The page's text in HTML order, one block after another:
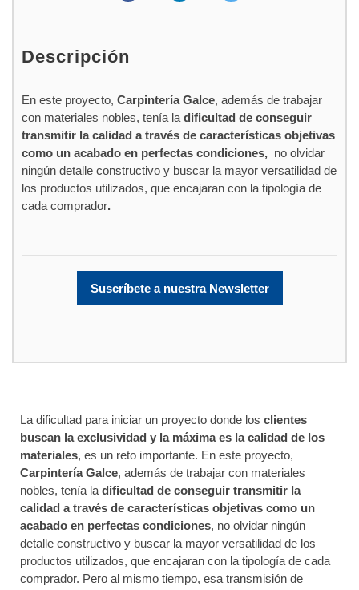
Descripción
En este proyecto, Carpintería Galce, además de trabajar
con materiales nobles, tenía ladificultad de conseguir
transmitir la calidad a través de características objetivas
como un acabado en perfectas condiciones, no olvidar
ningún detalle constructivo y buscar la mayor versatilidad de
los productos utilizados, que encajaran con la tipología de
cada comprador.
Suscríbete a nuestra Newsletter
Email*
Empresa
La dificultad para iniciar un proyecto donde los clientes
buscan la exclusividad y la máxima es la calidad de los
materiales, es un reto importante. En este proyecto,
Carpintería Galce, además de trabajar con materiales
nobles, tenía ladificultad de conseguir transmitir la
calidad a través de características objetivas como un
acabado en perfectas condiciones, no olvidar ningún
detalle constructivo y buscar la mayor versatilidad de los
productos utilizados, que encajaran con la tipología de cada
comprador. Pero al mismo tiempo, esa transmisión de